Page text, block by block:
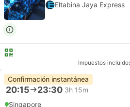
Eltabina Jaya Express
Impuestos
Confirmación instantánea
20:15 23:30 3h 15m
Singapore